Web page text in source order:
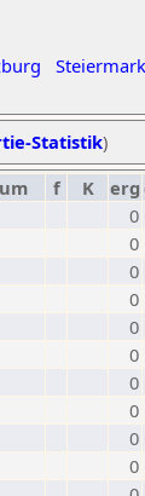
Steiermark
Statistik)
f K erg
0
0
0
0
0
0
0
0
0
0